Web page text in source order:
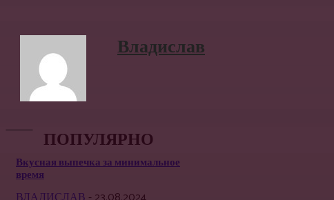
Владислав
ПОПУЛЯРНО
Вкусная выпечка за минимальное
время